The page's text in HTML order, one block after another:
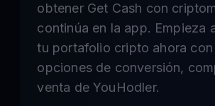
obtener Get Cash con
continúa en la app. Empieza
tu portafolio cripto ahora con
opciones de conversión,
venta de YouHodler.